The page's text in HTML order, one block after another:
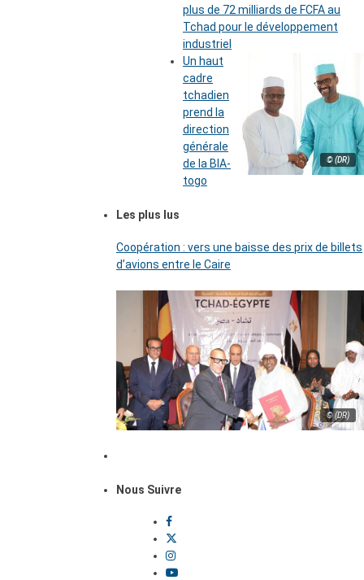
plus de 72 milliards de FCFA au
Tchad pour le développement
industriel
© (DR)
Un haut
cadre
tchadien
prend la
direction
générale
de la BIA-
togo
Les plus lus
Coopération : vers une baisse des prix de billets
d’avions entre le Caire
© (DR)
Nous Suivre